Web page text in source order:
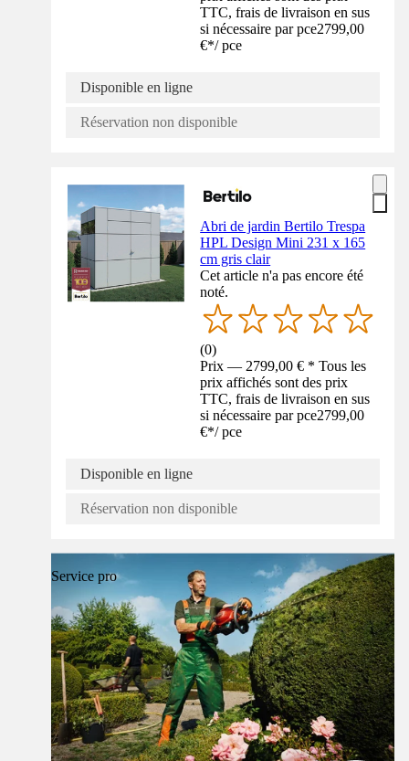
TTC, frais de livraison en sus
si nécessaire par pce2799,00
€*/ pce
Disponible en ligne
Réservation non disponible
Abri de jardin Bertilo Trespa
HPL Design Mini 231 x 165
cm gris clair
Cet article n'a pas encore été
noté.
(0)
Prix — 2799,00 € * Tous les
prix affichés sont des prix
TTC, frais de livraison en sus
si nécessaire par pce2799,00
€*/ pce
Disponible en ligne
Réservation non disponible
Service pro